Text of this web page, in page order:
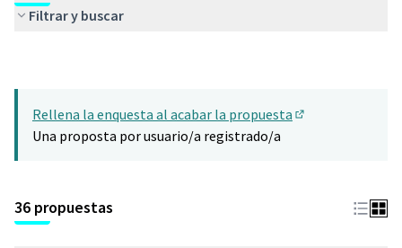
Filtrar y buscar
Rellena la enquesta al acabar la propuesta
Una proposta por usuario/a registrado/a
36 propuestas